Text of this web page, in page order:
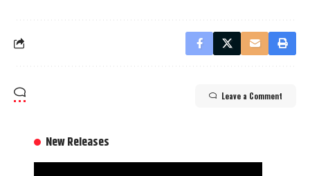
Leave a Comment
New Releases